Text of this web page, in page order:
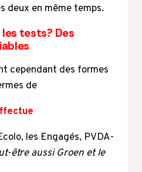
deux en même temps.
tests? Des
cependant des formes
de
les Engagés, PVDA-
être aussi Groen et le